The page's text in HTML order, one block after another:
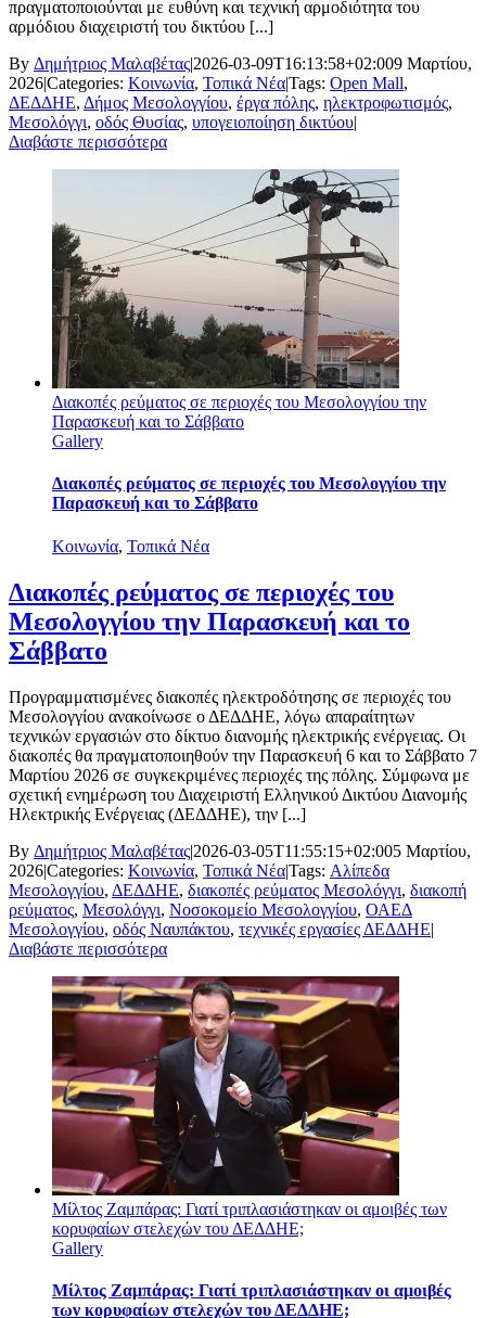
πραγματοποιούνται με ευθύνη και τεχνική αρμοδιότητα του
αρμόδιου διαχειριστή του δικτύου [...]
By Δημήτριος Μαλαβέτας|2026-03-09T16:13:58+02:009 Μαρτίου,
2026|Categories: Κοινωνία, Τοπικά Νέα|Tags: Open Mall,
ΔΕΔΔΗΕ, Δήμος Μεσολογγίου, έργα πόλης, ηλεκτροφωτισμός,
Μεσολόγγι, οδός Θυσίας, υπογειοποίηση δικτύου|
Διαβάστε περισσότερα
Διακοπές ρεύματος σε περιοχές του Μεσολογγίου την
Παρασκευή και το Σάββατο
Gallery
Διακοπές ρεύματος σε περιοχές του Μεσολογγίου την
Παρασκευή και το Σάββατο
Κοινωνία, Τοπικά Νέα
Διακοπές ρεύματος σε περιοχές του
Μεσολογγίου την Παρασκευή και το
Σάββατο
Προγραμματισμένες διακοπές ηλεκτροδότησης σε περιοχές του
Μεσολογγίου ανακοίνωσε ο ΔΕΔΔΗΕ, λόγω απαραίτητων
τεχνικών εργασιών στο δίκτυο διανομής ηλεκτρικής ενέργειας. Οι
διακοπές θα πραγματοποιηθούν την Παρασκευή 6 και το Σάββατο 7
Μαρτίου 2026 σε συγκεκριμένες περιοχές της πόλης. Σύμφωνα με
σχετική ενημέρωση του Διαχειριστή Ελληνικού Δικτύου Διανομής
Ηλεκτρικής Ενέργειας (ΔΕΔΔΗΕ), την [...]
By Δημήτριος Μαλαβέτας|2026-03-05T11:55:15+02:005 Μαρτίου,
2026|Categories: Κοινωνία, Τοπικά Νέα|Tags: Αλίπεδα
Μεσολογγίου, ΔΕΔΔΗΕ, διακοπές ρεύματος Μεσολόγγι, διακοπή
ρεύματος, Μεσολόγγι, Νοσοκομείο Μεσολογγίου, ΟΑΕΔ
Μεσολογγίου, οδός Ναυπάκτου, τεχνικές εργασίες ΔΕΔΔΗΕ|
Διαβάστε περισσότερα
Μίλτος Ζαμπάρας: Γιατί τριπλασιάστηκαν οι αμοιβές των
κορυφαίων στελεχών του ΔΕΔΔΗΕ;
Gallery
Μίλτος Ζαμπάρας: Γιατί τριπλασιάστηκαν οι αμοιβές
των κορυφαίων στελεχών του ΔΕΔΔΗΕ;